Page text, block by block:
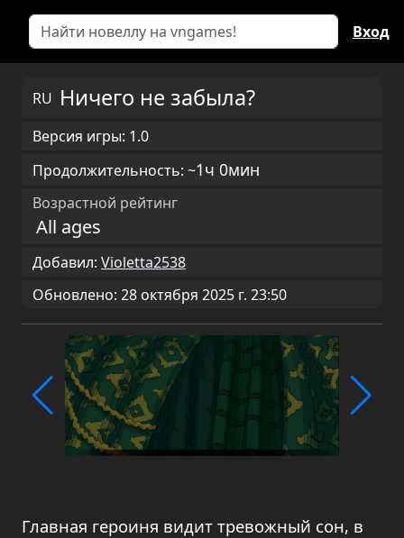
Вход
RU Ничего не забыла?
Версия игры: 1.0
Продолжительность: ~1ч 0мин
Возрастной рейтинг
All ages
Добавил: Violetta2538
Обновлено: 28 октября 2025 г. 23:50
Главная героиня видит тревожный сон, в